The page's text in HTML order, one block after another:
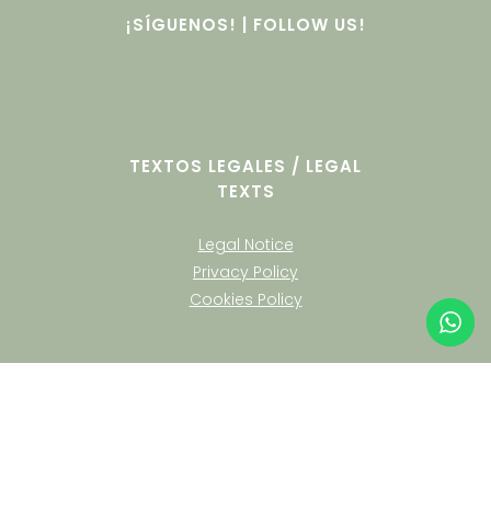
¡SÍGUENOS! | FOLLOW US!
TEXTOS LEGALES / LEGAL
TEXTS
Legal Notice
Privacy Policy
Cookies Policy